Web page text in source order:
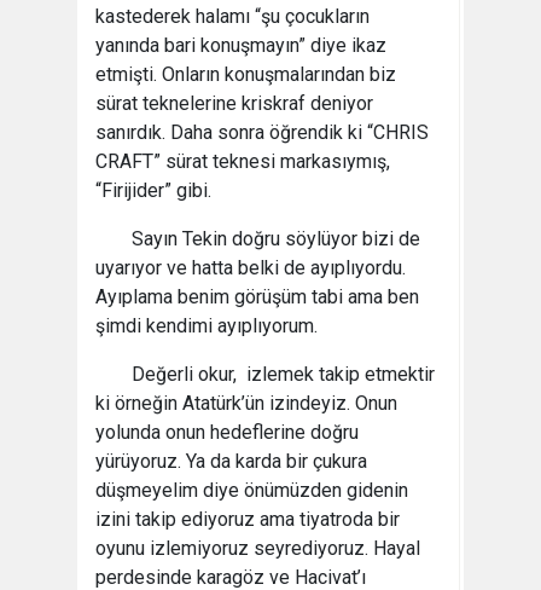
kastederek halamı “şu çocukların
yanında bari konuşmayın” diye ikaz
etmişti. Onların konuşmalarından biz
sürat teknelerine kriskraf deniyor
sanırdık. Daha sonra öğrendik ki “CHRIS
CRAFT” sürat teknesi markasıymış,
“Firijider” gibi.
Sayın Tekin doğru söylüyor bizi de
uyarıyor ve hatta belki de ayıplıyordu.
Ayıplama benim görüşüm tabi ama ben
şimdi kendimi ayıplıyorum.
Değerli okur, izlemek takip etmektir
ki örneğin Atatürk’ün izindeyiz. Onun
yolunda onun hedeflerine doğru
yürüyoruz. Ya da karda bir çukura
düşmeyelim diye önümüzden gidenin
izini takip ediyoruz ama tiyatroda bir
oyunu izlemiyoruz seyrediyoruz. Hayal
perdesinde karagöz ve Hacivat’ı